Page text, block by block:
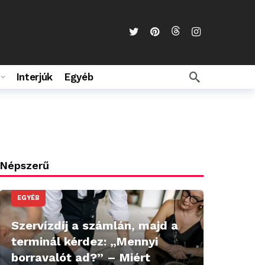
Interjúk Egyéb
Népszerű
EGYÉB
Szervízdíj a számlán, majd a
terminál kérdez: „Mennyi
borravalót ad?” – Miért